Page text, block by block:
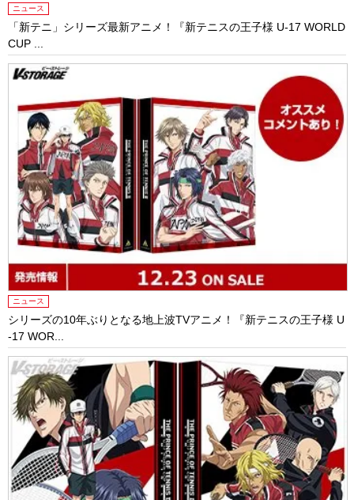
ニュース
「新テニ」シリーズ最新アニメ！『新テニスの王子様 U-17 WORLD
CUP ...
ニュース
シリーズの10年ぶりとなる地上波TVアニメ！『新テニスの王子様 U
-17 WOR...